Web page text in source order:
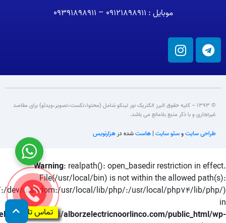
موبایل : 09121898911 – 09391898911
© 1393 – کلیه حقوق البرز الکتریک نور لینکو شامل (محتوا،تکست،تصویر،ویدئو) برای مقاصد
غیرتجاری و با ذکر منبع بلامانع می باشد.
طراحی سایتوسئو سایت | هاستشده درهزارنویس
تماس تلفنی
Warning: realpath(): open_basedir restriction in effect.
File(/usr/local/bin) is not within the allowed path(s):
urandom:/usr/local/lib/php/:/usr/local/php74/lib/php/)
in
domains/alborzelectricnoorlinco.com/public_html/wp-